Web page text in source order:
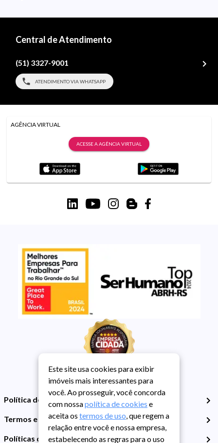
Central de Atendimento
(51) 3327-9001
ATENDIMENTO VIA WHATSAPP
AGÊNCIA VIRTUAL
ACESSE A AGÊNCIA VIRTUAL
Política de Privacidade
Termos e Condições de Uso
Políticas de Cookies
Este site usa cookies para exibir
imóveis mais interessantes para
você. Ao prosseguir, você concorda
com nossapolítica de cookies e
aceita os termos de uso, que regem a
relação entre você e nossa empresa,
estabelecendo as regras para o uso